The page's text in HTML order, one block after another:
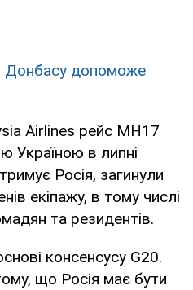
Донбасу допоможе
Airlines рейс MH17
Україною в липні
Росія, загинули
екіпажу, в тому числі
та резидентів.
консенсусу G20.
що Росія має бути